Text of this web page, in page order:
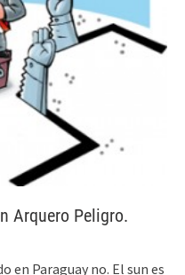
Arquero Peligro.
en Paraguay no. El sun es